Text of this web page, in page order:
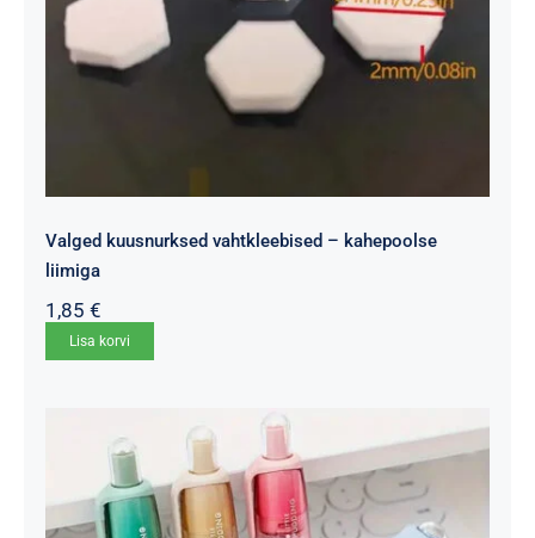
Valged kuusnurksed vahtkleebised – kahepoolse
liimiga
1,85 €
Lisa korvi